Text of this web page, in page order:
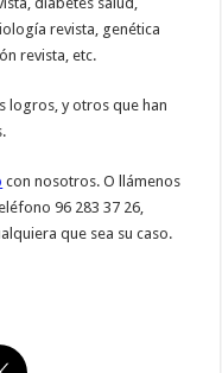
revista, genética
revista, etc.
logros, y otros que han
con nosotros. O llámenos
96 283 37 26,
que sea su caso.